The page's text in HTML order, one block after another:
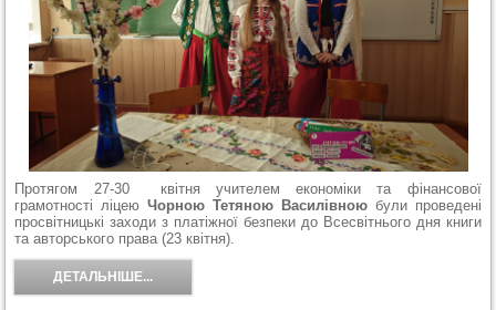
Протягом 27-30 квітня учителем економіки та фінансової
грамотності ліцеюЧорною Тетяною Василівноюбули проведені
просвітницькі заходи з платіжної безпеки до Всесвітнього дня книги
та авторського права (23 квітня).
ДЕТАЛЬНІШЕ...